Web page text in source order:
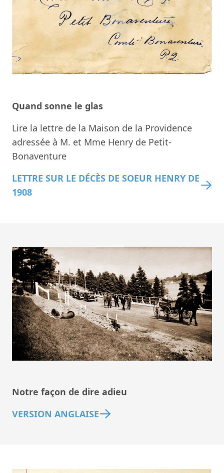
Quand sonne le glas
Lire la lettre de la Maison de la Providence
adressée à M. et Mme Henry de Petit-
Bonaventure
LETTRE SUR LE DÉCÈS DE SOEUR HENRY DE
1908
Notre façon de dire adieu
VERSION ANGLAISE